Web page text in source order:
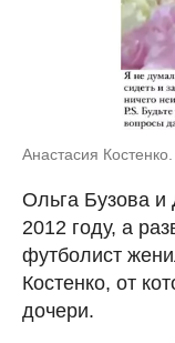
Анастасия
Ольга Бузова и
2012 году, а
футболист
Костенко, от
дочери.